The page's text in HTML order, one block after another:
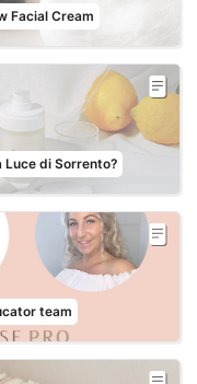
Facial Cream
di Sorrento?
team